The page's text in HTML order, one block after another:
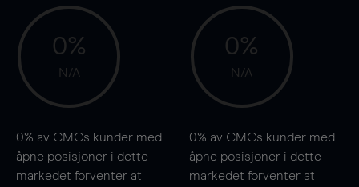
0%
N/A
0% av CMCs kunder med
åpne posisjoner i dette
markedet forventer at
0%
N/A
0% av CMCs kunder med
åpne posisjoner i dette
markedet forventer at